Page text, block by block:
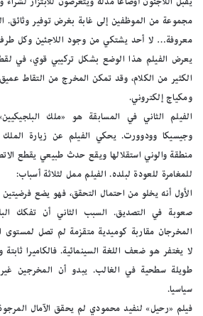
مجموعة من الموظفين إلى غابة بغرض توفير وثائق.
معروفة… لا أحد يشتكي من وجود اللاجئين وكل
يعرض الفيلم هذا الوضع بشكل تركيبي قوي، في
الكثير من الكلام، وقد تمكن المخرج من التقاط
ومكياج إلكتروني.
الفيلم الثاني في المسابقة هو «ملك
وجيسيكا وودوورت. يحكي الفيلم عن زيارة الملك
منطقة والوني استقلالها ويقع حدث طبيعي يقطع
للمغامرة للعودة لبلده. الفيلم ممل لثلاثة أسباب:
الأول أنه يخلو من احتمال التحقق، فهو يضع
صعوبة في التصديق. السبب الثاني أن تفكك
المخرجان مقاربة كوميدية متقزمة لم تصل لمستوى
لا يغتفر هو ضعف اللغة السينمائية. فالكاميرا
طويلة سطحية في الغالب. يبدو أن المخرجين
سياسيا.
فيلم «رحيل» لنفيد محمودي لم يحقق الآمال